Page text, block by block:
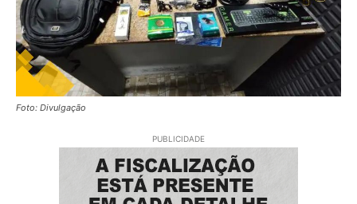
Foto: Divulgação
PUBLICIDADE